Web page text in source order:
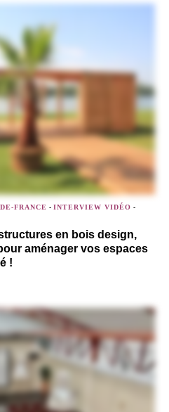
FRANCE - INTERVIEW VIDÉO -
en bois design,
aménager vos espaces
!